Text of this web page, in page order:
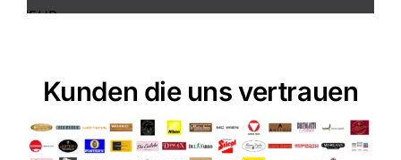
MEHR
Kunden die uns vertrauen